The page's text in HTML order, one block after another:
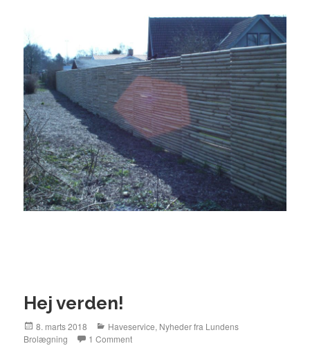
Hej verden!
Posted
on
8. marts 2018 Categories
Haveservice, Nyheder fra Lundens
Brolægning
1 Comment